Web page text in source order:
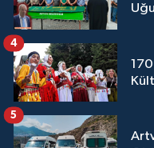
4
5